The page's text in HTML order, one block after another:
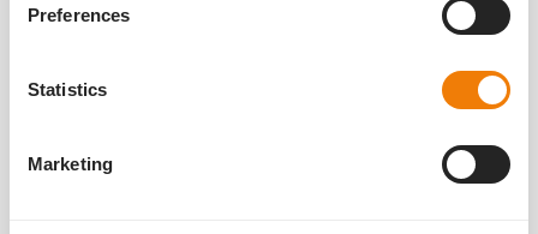
Preferences
Statistics
Marketing
Gebrauch für die Implantation einer hydrophoben faltbaren
Empfohlene Inzisionsgröße
Verpackung